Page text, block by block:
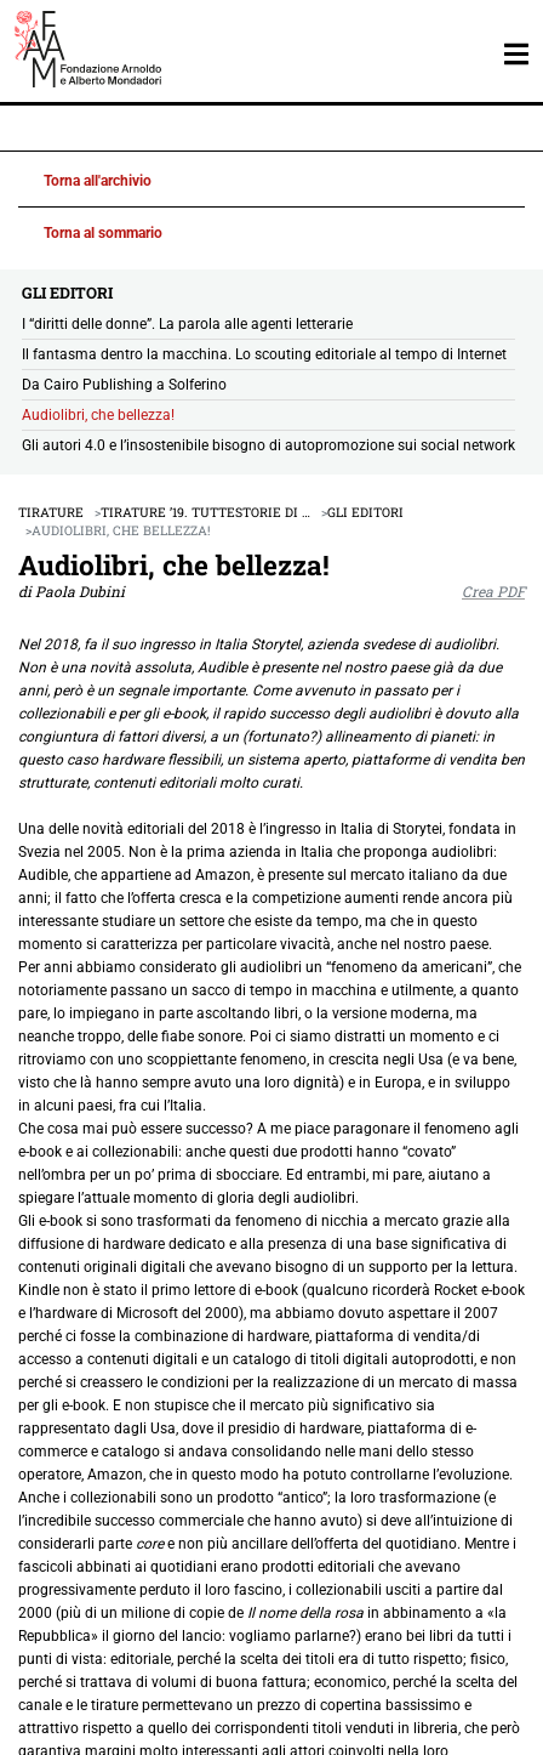
Torna all'archivio
Torna al sommario
GLI EDITORI
I “diritti delle donne”. La parola alle agenti letterarie
Il fantasma dentro la macchina. Lo scouting editoriale al tempo di Internet
Da Cairo Publishing a Solferino
Audiolibri, che bellezza!
Gli autori 4.0 e l’insostenibile bisogno di autopromozione sui social network
TIRATURE TIRATURE ’19. TUTTESTORIE DI …
GLI EDITORI
AUDIOLIBRI, CHE BELLEZZA!
Audiolibri, che bellezza!
di Paola Dubini Crea PDF
Nel 2018, fa il suo ingresso in Italia Storytel, azienda svedese di audiolibri.
Non è una novità assoluta, Audible è presente nel nostro paese già da due
anni, però è un segnale importante. Come avvenuto in passato per i
collezionabili e per gli e-book, il rapido successo degli audiolibri è dovuto alla
congiuntura di fattori diversi, a un (fortunato?) allineamento di pianeti: in
questo caso hardware flessibili, un sistema aperto, piattaforme di vendita ben
strutturate, contenuti editoriali molto curati.
Una delle novità editoriali del 2018 è l’ingresso in Italia di Storytei, fondata in
Svezia nel 2005. Non è la prima azienda in Italia che proponga audiolibri:
Audible, che appartiene ad Amazon, è presente sul mercato italiano da due
anni; il fatto che l’offerta cresca e la competizione aumenti rende ancora più
interessante studiare un settore che esiste da tempo, ma che in questo
momento si caratterizza per particolare vivacità, anche nel nostro paese.
Per anni abbiamo considerato gli audiolibri un “fenomeno da americani”, che
notoriamente passano un sacco di tempo in macchina e utilmente, a quanto
pare, lo impiegano in parte ascoltando libri, o la versione moderna, ma
neanche troppo, delle fiabe sonore. Poi ci siamo distratti un momento e ci
ritroviamo con uno scoppiettante fenomeno, in crescita negli Usa (e va bene,
visto che là hanno sempre avuto una loro dignità) e in Europa, e in sviluppo
in alcuni paesi, fra cui l’Italia.
Che cosa mai può essere successo? A me piace paragonare il fenomeno agli
e-book e ai collezionabili: anche questi due prodotti hanno “covato”
nell’ombra per un po’ prima di sbocciare. Ed entrambi, mi pare, aiutano a
spiegare l’attuale momento di gloria degli audiolibri.
Gli e-book si sono trasformati da fenomeno di nicchia a mercato grazie alla
diffusione di hardware dedicato e alla presenza di una base significativa di
contenuti originali digitali che avevano bisogno di un supporto per la lettura.
Kindle non è stato il primo lettore di e-book (qualcuno ricorderà Rocket e-book
e l’hardware di Microsoft del 2000), ma abbiamo dovuto aspettare il 2007
perché ci fosse la combinazione di hardware, piattaforma di vendita/di
accesso a contenuti digitali e un catalogo di titoli digitali autoprodotti, e non
perché si creassero le condizioni per la realizzazione di un mercato di massa
per gli e-book. E non stupisce che il mercato più significativo sia
rappresentato dagli Usa, dove il presidio di hardware, piattaforma di e-
commerce e catalogo si andava consolidando nelle mani dello stesso
operatore, Amazon, che in questo modo ha potuto controllarne l’evoluzione.
Anche i collezionabili sono un prodotto “antico”; la loro trasformazione (e
l’incredibile successo commerciale che hanno avuto) si deve all’intuizione di
considerarli parte coree non più ancillare dell’offerta del quotidiano. Mentre i
fascicoli abbinati ai quotidiani erano prodotti editoriali che avevano
progressivamente perduto il loro fascino, i collezionabili usciti a partire dal
2000 (più di un milione di copie de Il nome della rosa in abbinamento a «la
Repubblica» il giorno del lancio: vogliamo parlarne?) erano bei libri da tutti i
punti di vista: editoriale, perché la scelta dei titoli era di tutto rispetto; fisico,
perché si trattava di volumi di buona fattura; economico, perché la scelta del
canale e le tirature permettevano un prezzo di copertina bassissimo e
attrattivo rispetto a quello dei corrispondenti titoli venduti in libreria, che però
garantiva margini molto interessanti agli attori coinvolti nella loro